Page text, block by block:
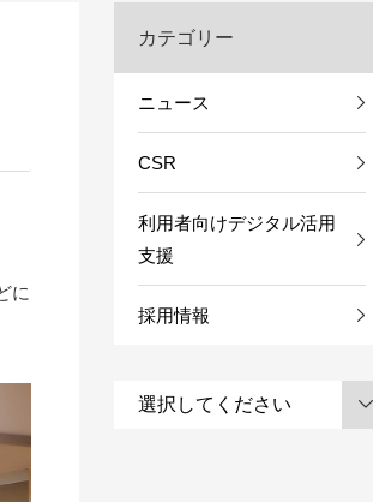
に
カテゴリー
ニュース
CSR
利用者向けデジタル活用
支援
採用情報